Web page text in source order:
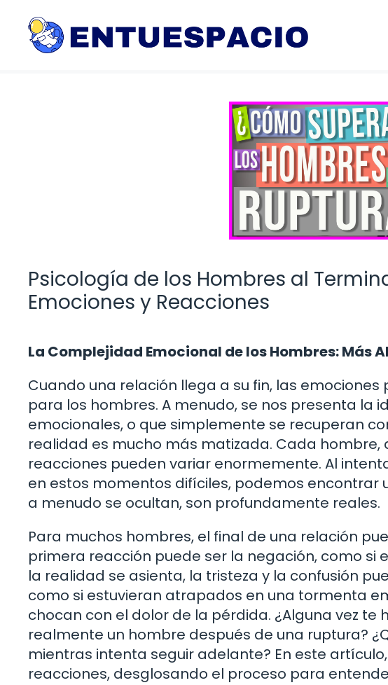
contenido
Psicología de los Hombres al
Emociones y Reacciones
La Complejidad Emocional de los Hombres: Más
Cuando una relación llega a su fin, las
para los hombres. A menudo, se nos presenta la
emocionales, o que simplemente se recuperan
realidad es mucho más matizada. Cada hombre,
reacciones pueden variar enormemente. Al
en estos momentos difíciles, podemos encontrar
a menudo se ocultan, son profundamente reales.
Para muchos hombres, el final de una relación
primera reacción puede ser la negación, como si
la realidad se asienta, la tristeza y la confusión
como si estuvieran atrapados en una tormenta
chocan con el dolor de la pérdida. ¿Alguna vez
realmente un hombre después de una ruptura?
mientras intenta seguir adelante? En este
reacciones, desglosando el proceso para